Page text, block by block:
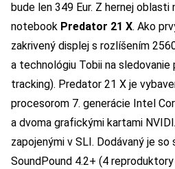
bude len 349 Eur. Z hernej
notebook Predator 21 X. Ako
zakrivený displej s rozlíšením
a technológiu Tobii na sledovanie
tracking). Predator 21 X je
procesorom 7. generácie Intel
a dvoma grafickými kartami
zapojenými v SLI. Dodávaný je
SoundPound 4.2+ (4